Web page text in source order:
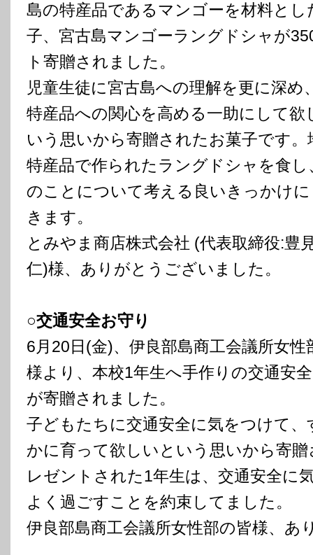
島の特産品であるマンゴーを材料とし
子、宮古島マンゴーラングドシャが
ト寄贈されました。
児童生徒に宮古島への理解を更に深め
特産品への関心を高める一助にして欲
いう思いから寄贈されたお菓子です。
特産品で作られたラングドシャを食し
のことについて考える良いきっかけ
きます。
とみやま商店株式会社 (代表取締役:豊
仁)様、ありがとうございました。
○交通安全お守り
6月20日(金)、伊良部島商工会議所女性
様より、本校1年生へ手作りの交通安
が寄贈されました。
子どもたちに交通安全に気をつけて、
かに育って欲しいという思いから寄
レゼントされた1年生は、交通安全に
よく過ごすことを約束してました。
伊良部島商工会議所女性部の皆様、あ